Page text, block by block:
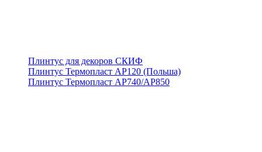
Плинтус для декоров СКИФ
Плинтус Термопласт АР120 (Польша)
Плинтус Термопласт АР740/АР850